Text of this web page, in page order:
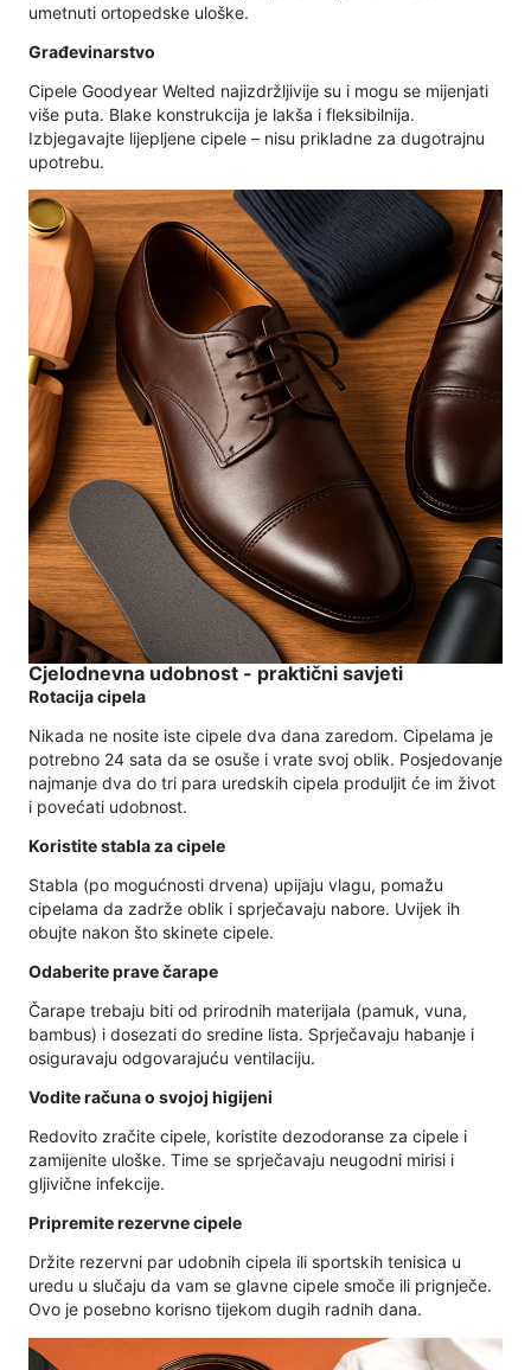
umetnuti ortopedske uloške.
Građevinarstvo
Cipele Goodyear Welted najizdržljivije su i mogu se mijenjati
više puta. Blake konstrukcija je lakša i fleksibilnija.
Izbjegavajte lijepljene cipele – nisu prikladne za dugotrajnu
upotrebu.
Cjelodnevna udobnost - praktični savjeti
Rotacija cipela
Nikada ne nosite iste cipele dva dana zaredom. Cipelama je
potrebno 24 sata da se osuše i vrate svoj oblik. Posjedovanje
najmanje dva do tri para uredskih cipela produljit će im život
i povećati udobnost.
Koristite stabla za cipele
Stabla (po mogućnosti drvena) upijaju vlagu, pomažu
cipelama da zadrže oblik i sprječavaju nabore. Uvijek ih
obujte nakon što skinete cipele.
Odaberite prave čarape
Čarape trebaju biti od prirodnih materijala (pamuk, vuna,
bambus) i dosezati do sredine lista. Sprječavaju habanje i
osiguravaju odgovarajuću ventilaciju.
Vodite računa o svojoj higijeni
Redovito zračite cipele, koristite dezodoranse za cipele i
zamijenite uloške. Time se sprječavaju neugodni mirisi i
gljivične infekcije.
Pripremite rezervne cipele
Držite rezervni par udobnih cipela ili sportskih tenisica u
uredu u slučaju da vam se glavne cipele smoče ili prignječe.
Ovo je posebno korisno tijekom dugih radnih dana.